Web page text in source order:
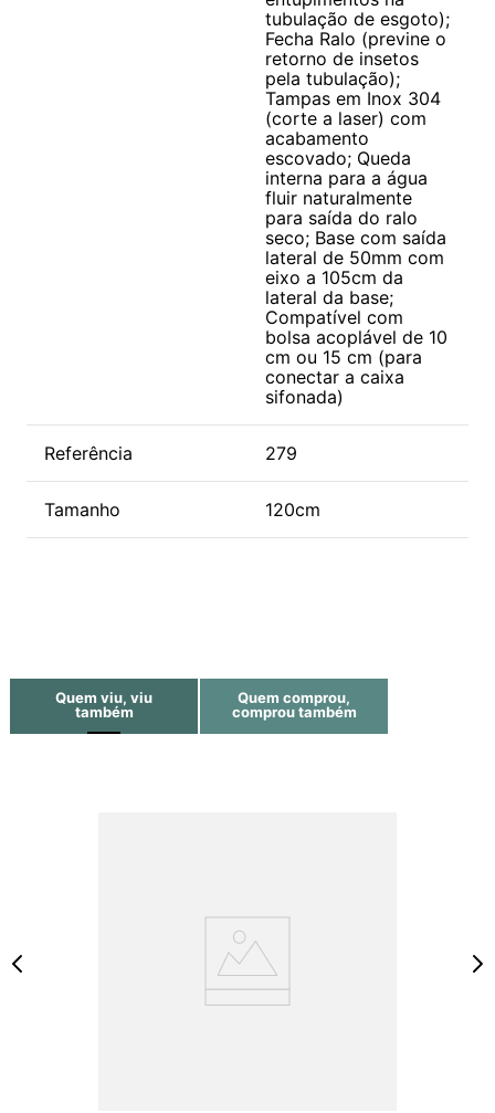
tubulação de esgoto);
Fecha Ralo (previne o
retorno de insetos
pela tubulação);
Tampas em Inox 304
(corte a laser) com
acabamento
escovado; Queda
interna para a água
fluir naturalmente
para saída do ralo
seco; Base com saída
lateral de 50mm com
eixo a 105cm da
lateral da base;
Compatível com
bolsa acoplável de 10
cm ou 15 cm (para
conectar a caixa
sifonada)
Referência 279
Tamanho 120cm
Quem viu, viu
também
Quem comprou,
comprou também